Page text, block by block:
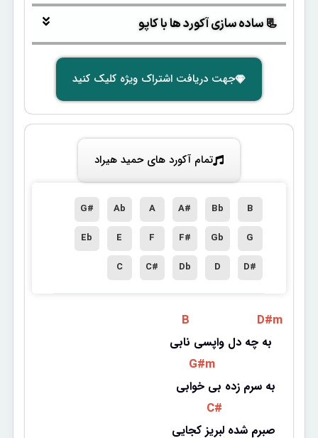
📃 ساده سازی آکورد ها با کاپو
جهت دریافت اشتراک ویژه کلیک کنید
تمام آکورد های حمید هیراد
B
Bb
A#
A
Ab
G#
G
Gb
F#
F
E
Eb
D#
D
Db
C#
C
B D#m
G#m
به سرم زده بی خوابی
C#
صبرم شده لبریز کجایی